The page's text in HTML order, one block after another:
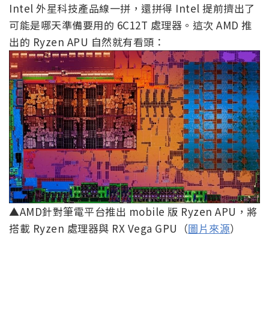
Intel 外星科技產品線一拼，還拼得 Intel 提前擠出了
可能是哪天準備要用的 6C12T 處理器。這次 AMD 推
出的 Ryzen APU 自然就有看頭：
▲AMD針對筆電平台推出 mobile 版 Ryzen APU，將
搭載 Ryzen 處理器與 RX Vega GPU（圖片來源）